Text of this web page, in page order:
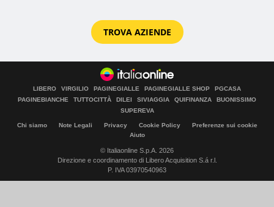
TROVA AZIENDE
LIBERO VIRGILIO PAGINEGIALLE PAGINEGIALLE SHOP
PGCASA
PAGINEBIANCHE
TUTTOCITTÀ DILEI SIVIAGGIA QUIFINANZA
BUONISSIMO
SUPEREVA
Chi siamo Note Legali Privacy Cookie Policy
Preferenze sui cookie
Aiuto
© Italiaonline S.p.A. 2026
Direzione e coordinamento di Libero Acquisition S.á r.l.
P. IVA 03970540963